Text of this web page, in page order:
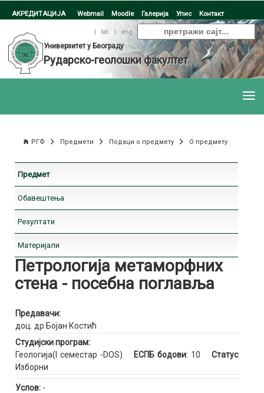
АКРЕДИТАЦИЈА Webmail Moodle Галерија Упис Контакт
| lat |
eng
Универзитет у Београду
Рударско-геолошки факултет
РГФ Предмети Подаци о предмету О предмету
Предмет
Обавештења
Резултати
Материјали
Петрологија метаморфних
стена - посебна поглавља
Предавачи:
доц. др Бојан Костић
Студијски програм:
Геологија(I семестар -DOS)
ЕСПБ бодови: 10Статус:
Изборни
Услов: -